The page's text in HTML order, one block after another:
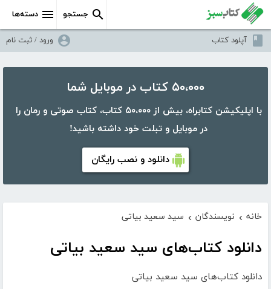
دسته‌ها جستجو
آپلود کتاب ورود / ثبت نام
۵۰،۰۰۰ کتاب در موبایل شما
با اپلیکیشن کتابراه، بیش از ۵۰،۰۰۰ کتاب، کتاب صوتی و رمان را
در موبایل و تبلت خود داشته باشید!
دانلود و نصب رایگان
خانه › نویسندگان › سید سعید بیاتی
دانلود کتاب‌های سید سعید بیاتی
دانلود کتاب‌های سید سعید بیاتی